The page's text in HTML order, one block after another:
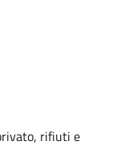
rifiuti e